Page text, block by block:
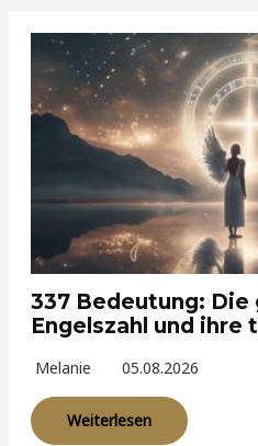
337 Bedeutung:
Engelszahl und ihre
Melanie 05.08.2026
Weiterlesen